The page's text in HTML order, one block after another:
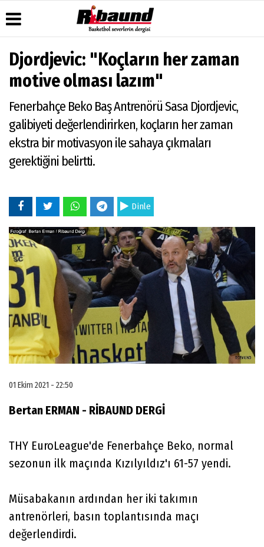
Üye Paneli
Haber
Arşivi
Gazete
Arşivi
Durumu
Manşetleri
Anketler
Biyografiler
Köşe
Yazarları
Video
Galeri
Foto
Çerez
Politikası
Gizlilik
İlkeleri
Djordjevic: "Koçların her zaman
motive olması lazım"
Fenerbahçe Beko Baş Antrenörü Sasa Djordjevic,
galibiyeti değerlendirirken, koçların her zaman
ekstra bir motivasyon ile sahaya çıkmaları
gerektiğini belirtti.
Dinle
01 Ekim 2021 - 22:50
Bertan ERMAN - RİBAUND DERGİ
THY EuroLeague'de Fenerbahçe Beko, normal
sezonun ilk maçında Kızılyıldız'ı 61-57 yendi.
Müsabakanın ardından her iki takımın
antrenörleri, basın toplantısında maçı
değerlendirdi.